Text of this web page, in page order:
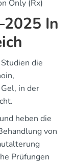
Only (Rx)
In
die
in der
heben die
von
Prüfungen